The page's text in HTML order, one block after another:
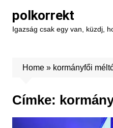
content
polkorrekt
Igazság csak egy van, küzdj,
Home» kormányfői
Címke: